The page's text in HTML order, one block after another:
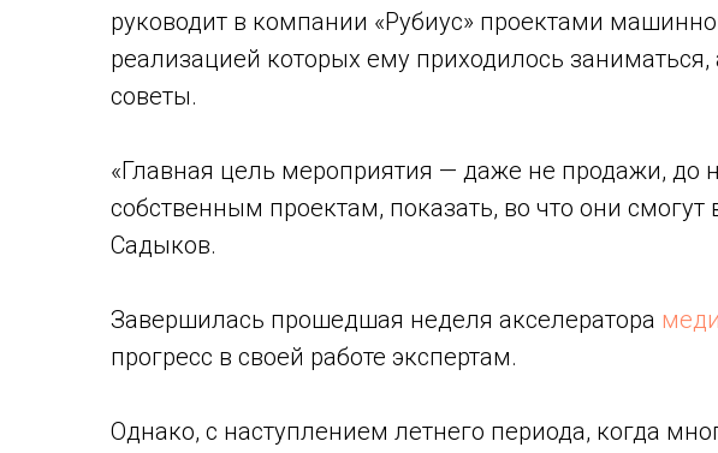
руководит в компании «Рубиус» проектами
реализацией которых ему приходилось
советы.
«Главная цель мероприятия — даже не продажи, до
собственным проектам, показать, во что они
Садыков.
Завершилась прошедшая неделя акселератора
прогресс в своей работе экспертам.
Однако, с наступлением летнего периода, когда